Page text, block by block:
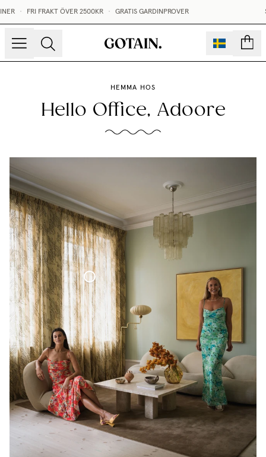
• FRI FRAKT ÖVER 2500KR • GRATIS GARDINPROVER
HEMMA HOS
Hello Office, Adoore
Broderad Hotellgardin